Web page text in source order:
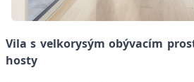
Vila s velkorysým obývacím
hosty